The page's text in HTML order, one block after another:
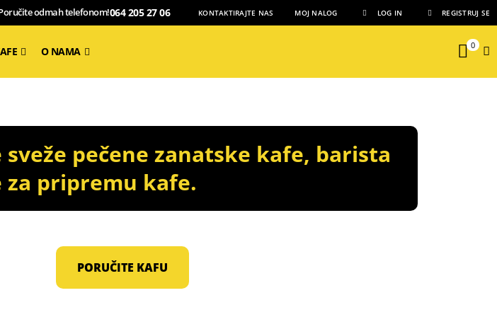
odmah telefonom!064 205 27 06 KONTAKTIRAJTE NAS MOJ NALOG LOG IN REGISTRUJ SE
O NAMA 0
pečene zanatske kafe, barista
pripremu kafe.
PORUČITE KAFU